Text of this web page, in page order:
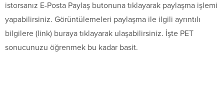
istorsanız E-Posta Paylaş butonuna tıklayarak paylaşma işlemi
yapabilirsiniz. Görüntülemeleri paylaşma ile ilgili ayrıntılı
bilgilere (link) buraya tıklayarak ulaşabilirsiniz. İşte PET
sonucunuzu öğrenmek bu kadar basit.